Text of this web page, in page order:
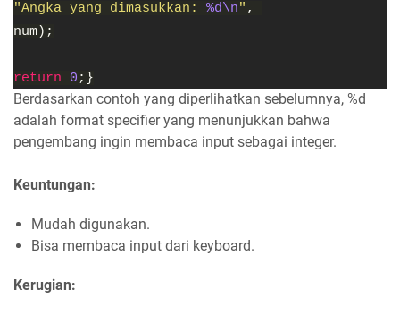
"Angka yang dimasukkan: %d\n" ,
num);
return 0 ;}
Berdasarkan contoh yang diperlihatkan sebelumnya, %d
adalah format specifier yang menunjukkan bahwa
pengembang ingin membaca input sebagai integer.
Keuntungan:
Mudah digunakan.
Bisa membaca input dari keyboard.
Kerugian: